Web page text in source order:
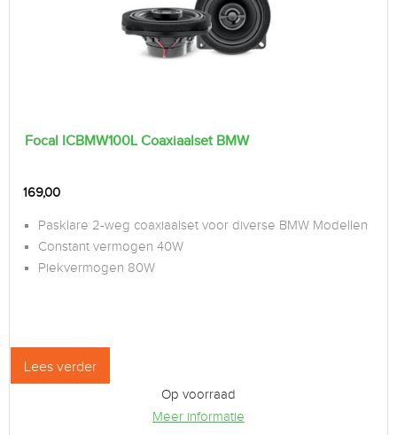
Focal ICBMW100L Coaxiaalset BMW
169,00
Pasklare 2-weg coaxiaalset voor diverse BMW Modellen
Constant vermogen 40W
Piekvermogen 80W
Lees verder
Op voorraad
Meer informatie